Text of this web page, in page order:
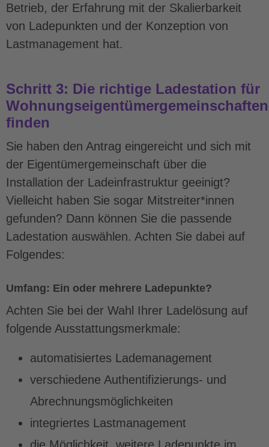
Betrieb, der Erfahrung mit der Skalierbarkeit
von Ladepunkten und der Konzeption von
Lastmanagement hat.
Schritt 3: Die richtige Ladestation für
Wohnungseigentümergemeinschaften
finden
Sie haben den Antrag eingereicht und sich mit
der Eigentümergemeinschaft über die
Installation der Ladeinfrastruktur geeinigt?
Vielleicht haben Sie sogar Mitstreiter*innen
gefunden? Dann können Sie die passende
Ladestation auswählen. Achten Sie dabei auf
Folgendes:
Umfang: Ein oder mehrere Ladepunkte?
Achten Sie bei der Wahl Ihrer Ladelösung auf
folgende Ausstattungsmerkmale:
automatisiertes Lademanagement
verschiedene Authentifizierungs- und
Abrechnungsmöglichkeiten
integriertes Lastmanagement
die Möglichkeit, weitere Ladepunkte im